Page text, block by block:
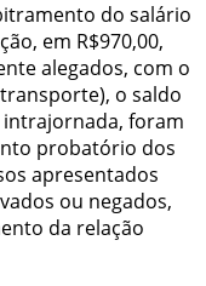
do salário
em R$970,00,
alegados, com o
o saldo
intrajornada, foram
probatório dos
apresentados
ou negados,
da relação